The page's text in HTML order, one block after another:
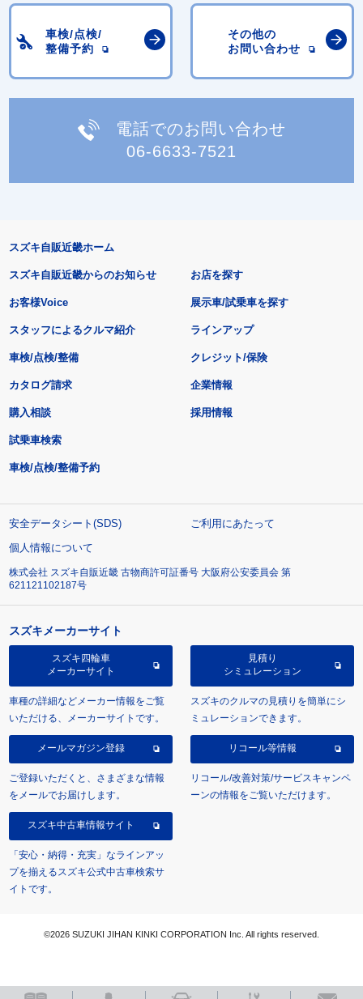
車検/点検/
整備予約
その他の
お問い合わせ
電話でのお問い合わせ
06-6633-7521
スズキ自販近畿ホーム
スズキ自販近畿からのお知らせ
お客様Voice
スタッフによるクルマ紹介
お店を探す
展示車/試乗車を探す
ラインアップ
車検/点検/整備 クレジット/保険
カタログ請求
購入相談
試乗車検索
車検/点検/整備予約
企業情報
採用情報
安全データシート(SDS)
ご利用にあたって
個人情報について
株式会社 スズキ自販近畿 古物商許可証番号 大阪府公安委員会 第
621121102187号
スズキメーカーサイト
スズキ四輪車
メーカーサイト
車種の詳細などメーカー情報をご覧
いただける、メーカーサイトです。
見積り
シミュレーション
スズキのクルマの見積りを簡単にシ
ミュレーションできます。
メールマガジン登録
ご登録いただくと、さまざまな情報
をメールでお届けします。
リコール等情報
リコール/改善対策/サービスキャンペ
ーンの情報をご覧いただけます。
スズキ中古車情報サイト
「安心・納得・充実」なラインアッ
プを揃えるスズキ公式中古車検索サ
イトです。
©2026 SUZUKI JIHAN KINKI CORPORATION Inc. All rights reserved.